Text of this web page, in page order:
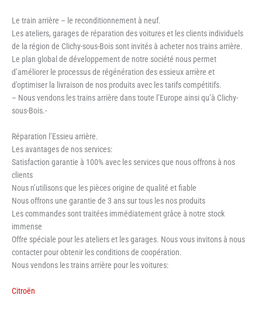
Le train arrière – le reconditionnement à neuf.
Les ateliers, garages de réparation des voitures et les clients individuels
de la région de Clichy-sous-Bois sont invités à acheter nos trains arrière.
Le plan global de développement de notre société nous permet
d’améliorer le processus de régénération des essieux arrière et
d’optimiser la livraison de nos produits avec les tarifs compétitifs.
– Nous vendons les trains arrière dans toute l’Europe ainsi qu’à Clichy-
sous-Bois.-
Réparation l’Essieu arrière.
Les avantages de nos services:
Satisfaction garantie à 100% avec les services que nous offrons à nos
clients
Nous n’utilisons que les pièces origine de qualité et fiable
Nous offrons une garantie de 3 ans sur tous les nos produits
Les commandes sont traitées immédiatement grâce à notre stock
immense
Offre spéciale pour les ateliers et les garages. Nous vous invitons à nous
contacter pour obtenir les conditions de coopération.
Nous vendons les trains arrière pour les voitures:
Citroën